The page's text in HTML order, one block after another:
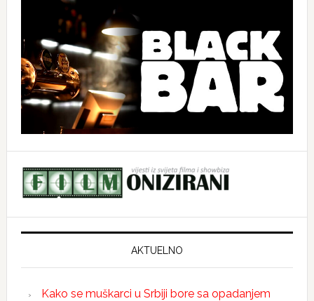
AKTUELNO
Kako se muškarci u Srbiji bore sa opadanjem